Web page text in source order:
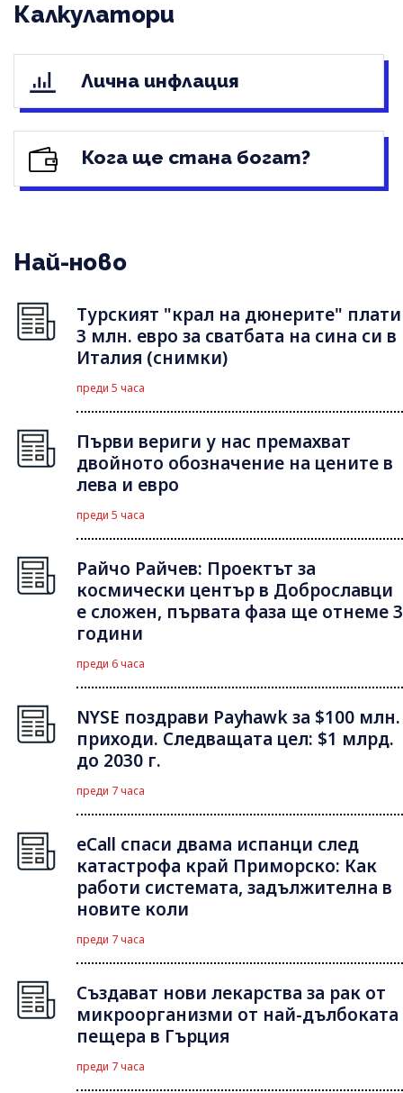
Калкулатори
Лична инфлация
Кога ще стана богат?
Най-ново
Турският "крал на дюнерите" плати
3 млн. евро за сватбата на сина си в
Италия (снимки)
преди 5 часа
Първи вериги у нас премахват
двойното обозначение на цените в
лева и евро
преди 5 часа
Райчо Райчев: Проектът за
космически център в Доброславци
е сложен, първата фаза ще отнеме 3
години
преди 6 часа
NYSE поздрави Payhawk за $100 млн.
приходи. Следващата цел: $1 млрд.
до 2030 г.
преди 7 часа
eCall спаси двама испанци след
катастрофа край Приморско: Как
работи системата, задължителна в
новите коли
преди 7 часа
Създават нови лекарства за рак от
микроорганизми от най-дълбоката
пещера в Гърция
преди 7 часа